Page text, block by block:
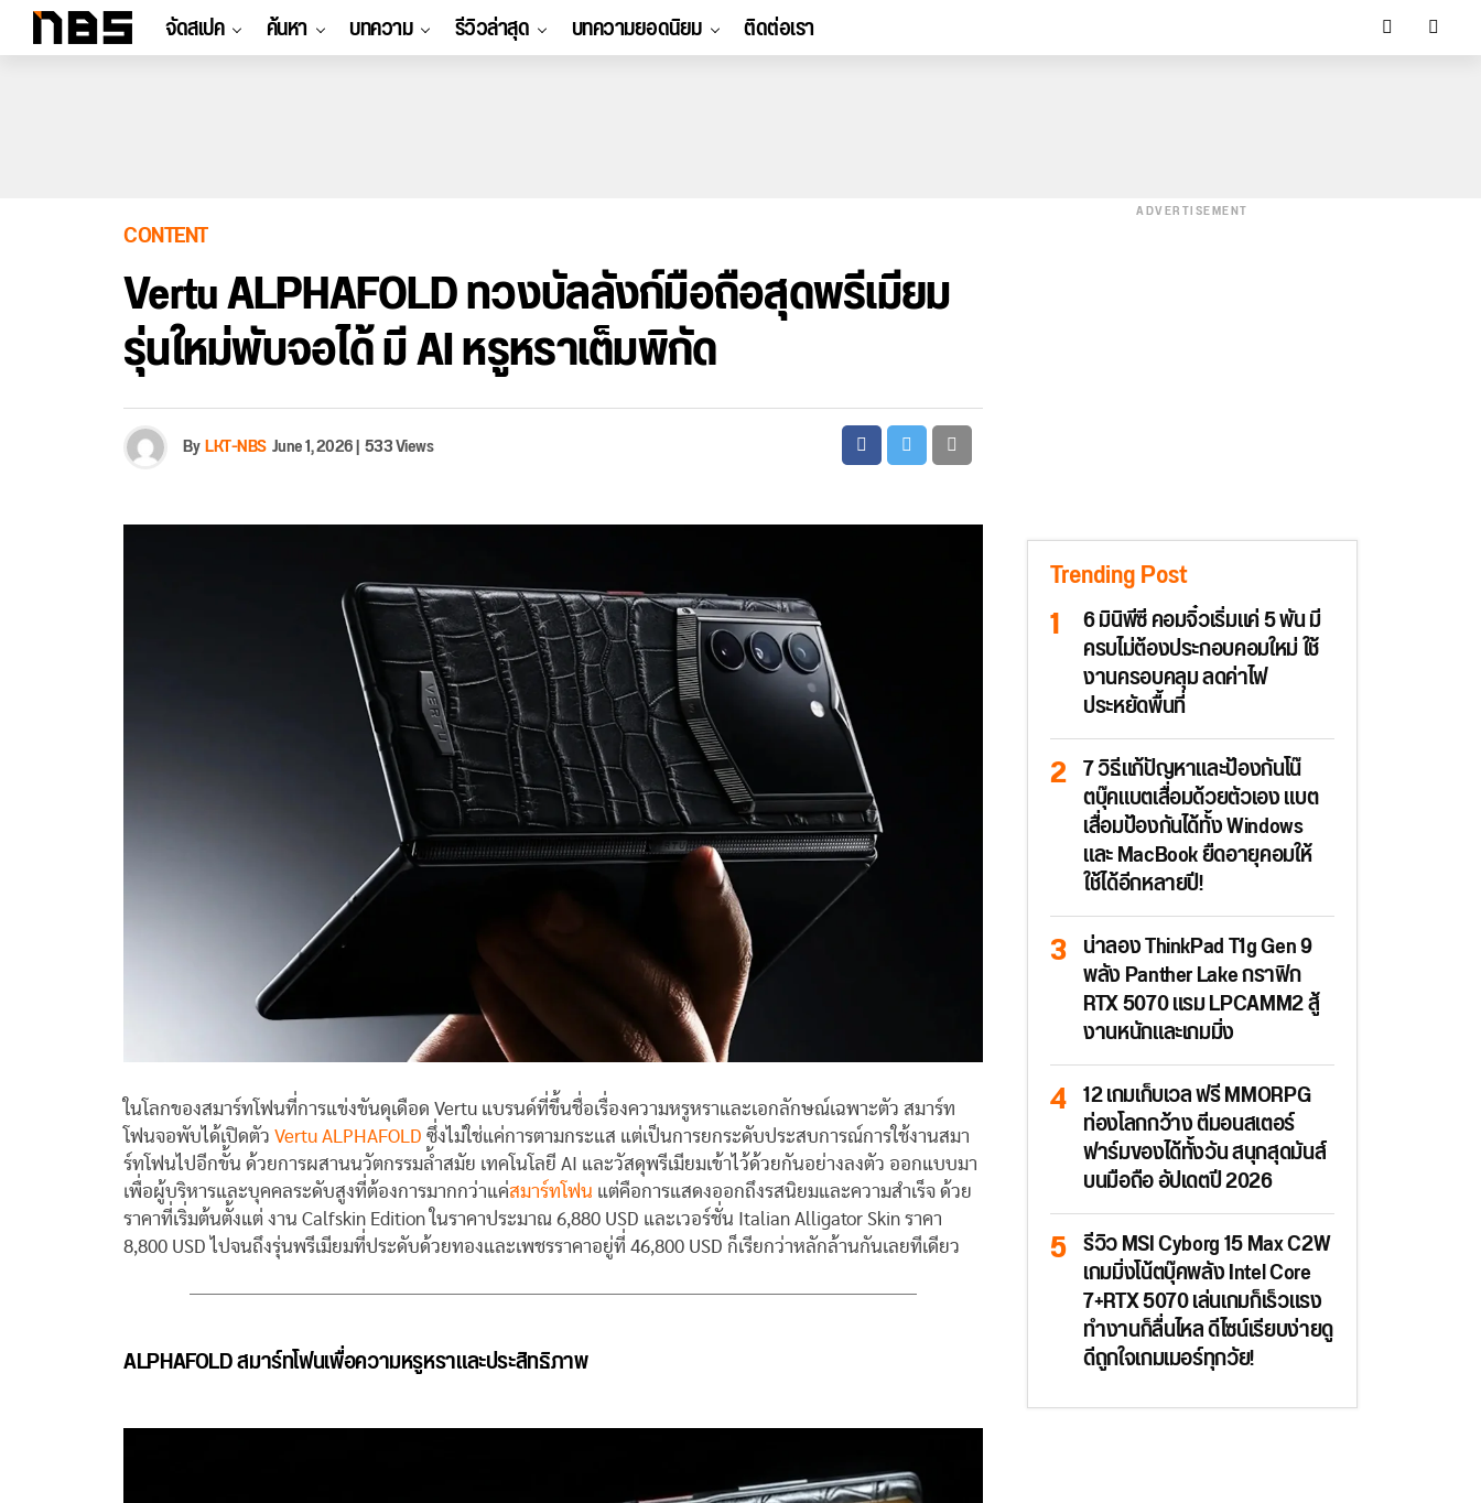
จัดสเปค ค้นหา บทความ รีวิวล่าสุด บทความยอดนิยม ติดต่อเรา
CONTENT
Vertu ALPHAFOLD ทวงบัลลังก์มือถือสุดพรีเมียม
รุ่นใหม่พับจอได้ มี AI หรูหราเต็มพิกัด
ByLKT-NBSJune 1, 2026|533 Views
ในโลกของสมาร์ทโฟนที่การแข่งขันดุเดือด Vertu แบรนด์ที่ขึ้นชื่อเรื่องความหรูหราและเอกลักษณ์เฉพาะตัว สมาร์ท
โฟนจอพับได้เปิดตัว Vertu ALPHAFOLD ซึ่งไม่ใช่แค่การตามกระแส แต่เป็นการยกระดับประสบการณ์การใช้งานสมา
ร์ทโฟนไปอีกขั้น ด้วยการผสานนวัตกรรมล้ำสมัย เทคโนโลยี AI และวัสดุพรีเมียมเข้าไว้ด้วยกันอย่างลงตัว ออกแบบมา
เพื่อผู้บริหารและบุคคลระดับสูงที่ต้องการมากกว่าแค่สมาร์ทโฟน แต่คือการแสดงออกถึงรสนิยมและความสำเร็จ ด้วย
ราคาที่เริ่มต้นตั้งแต่ งาน Calfskin Edition ในราคาประมาณ 6,880 USD และเวอร์ชั่น Italian Alligator Skin ราคา
8,800 USD ไปจนถึงรุ่นพรีเมียมที่ประดับด้วยทองและเพชรราคาอยู่ที่ 46,800 USD ก็เรียกว่าหลักล้านกันเลยทีเดียว
ALPHAFOLD สมาร์ทโฟนเพื่อความหรูหราและประสิทธิภาพ
ADVERTISEMENT
Trending Post
6 มินิพีซี คอมจิ๋วเริ่มแค่ 5 พัน มี
ครบไม่ต้องประกอบคอมใหม่ ใช้
งานครอบคลุม ลดค่าไฟ
ประหยัดพื้นที่
7 วิธีแก้ปัญหาและป้องกันโน๊
ตบุ๊คแบตเสื่อมด้วยตัวเอง แบต
เสื่อมป้องกันได้ทั้ง Windows
และ MacBook ยืดอายุคอมให้
ใช้ได้อีกหลายปี!
น่าลอง ThinkPad T1g Gen 9
พลัง Panther Lake กราฟิก
RTX 5070 แรม LPCAMM2 สู้
งานหนักและเกมมิ่ง
12 เกมเก็บเวล ฟรี MMORPG
ท่องโลกกว้าง ตีมอนสเตอร์
ฟาร์มของได้ทั้งวัน สนุกสุดมันส์
บนมือถือ อัปเดตปี 2026
รีวิว MSI Cyborg 15 Max C2W
เกมมิ่งโน้ตบุ๊คพลัง Intel Core
7+RTX 5070 เล่นเกมก็เร็วแรง
ทำงานก็ลื่นไหล ดีไซน์เรียบง่ายดู
ดีถูกใจเกมเมอร์ทุกวัย!